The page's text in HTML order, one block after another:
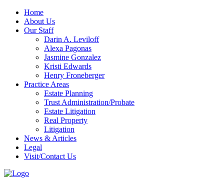
Home
About Us
Our Staff
Darin A. Leviloff
Alexa Pagonas
Jasmine Gonzalez
Kristi Edwards
Henry Froneberger
Practice Areas
Estate Planning
Trust Administration/Probate
Estate Litigation
Real Property
Litigation
News & Articles
Legal
Visit/Contact Us